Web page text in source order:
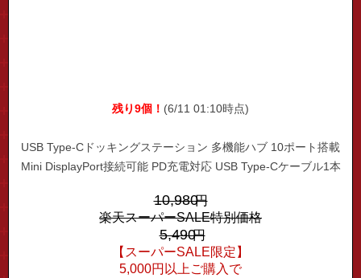
残り9個！ (6/11 01:10時点)
USB Type-Cドッキングステーション 多機能ハブ 10ポート搭載
Mini DisplayPort接続可能 PD充電対応 USB Type-Cケーブル1本
高画質映像出力 USB3.0×3ポート SD/MicroSD両方対応
10,980円
楽天スーパーSALE特別価格
5,490円
【スーパーSALE限定】
5,000円以上ご購入で